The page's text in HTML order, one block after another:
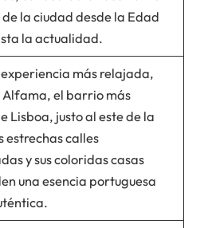
la ciudad desde la Edad
la actualidad.
más relajada,
el barrio más
Lisboa, justo al este de la
estrechas calles
y sus coloridas casas
una esencia portuguesa